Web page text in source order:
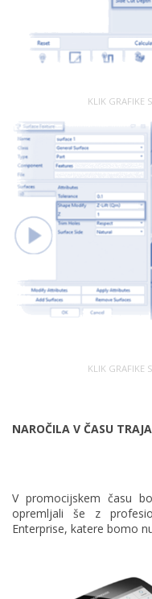
KLIK GRAFIKE
KLIK GRAFIKE
NAROČILA V ČASU
V promocijskem času
opremljali še z
Enterprise, katere bomo